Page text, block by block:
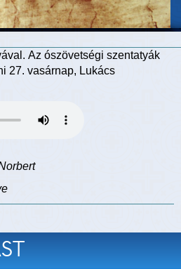
Az ószövetségi szentatyák
27. vasárnap, Lukács